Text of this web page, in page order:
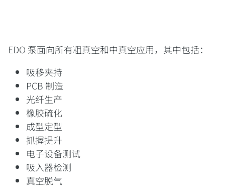
EDO 泵面向所有粗真空和中真空应用，其中包括：
吸移夹持
PCB 制造
光纤生产
橡胶硫化
成型定型
抓握提升
电子设备测试
吸入器检测
真空脱气